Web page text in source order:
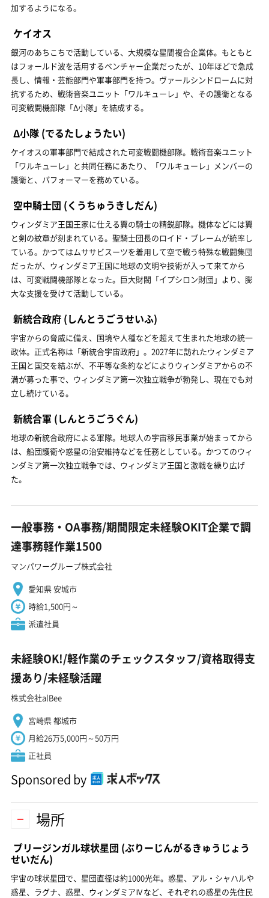
加するようになる。
ケイオス
銀河のあちこちで活動している、大規模な星間複合企業体。もともと
はフォールド波を活用するベンチャー企業だったが、10年ほどで急成
長し、情報・芸能部門や軍事部門を持つ。ヴァールシンドロームに対
抗するため、戦術音楽ユニット「ワルキューレ」や、その護衛となる
可変戦闘機部隊「Δ小隊」を結成する。
Δ小隊 (でるたしょうたい)
ケイオスの軍事部門で結成された可変戦闘機部隊。戦術音楽ユニット
「ワルキューレ」と共同任務にあたり、「ワルキューレ」メンバーの
護衛と、パフォーマーを務めている。
空中騎士団 (くうちゅうきしだん)
ウィンダミア王国王家に仕える翼の騎士の精鋭部隊。機体などには翼
と剣の紋章が刻まれている。聖騎士団長のロイド・ブレームが統率し
ている。かつてはムササビスーツを着用して空で戦う特殊な戦闘集団
だったが、ウィンダミア王国に地球の文明や技術が入って来てから
は、可変戦闘機部隊となった。巨大財閥「イプシロン財団」より、膨
大な支援を受けて活動している。
新統合政府 (しんとうごうせいふ)
宇宙からの脅威に備え、国境や人種などを超えて生まれた地球の統一
政体。正式名称は「新統合宇宙政府」。2027年に訪れたウィンダミア
王国と国交を結ぶが、不平等な条約などによりウィンダミアからの不
満が募った事で、ウィンダミア第一次独立戦争が勃発し、現在でも対
立し続けている。
新統合軍 (しんとうごうぐん)
地球の新統合政府による軍隊。地球人の宇宙移民事業が始まってから
は、船団護衛や惑星の治安維持などを任務としている。かつてのウィ
ンダミア第一次独立戦争では、ウィンダミア王国と激戦を繰り広げ
た。
一般事務・OA事務/期間限定未経験OKIT企業で調
達事務軽作業1500
マンパワーグループ株式会社
愛知県 安城市
時給1,500円～
派遣社員
未経験OK!/軽作業のチェックスタッフ/資格取得支
援あり/未経験活躍
株式会社alBee
宮崎県 都城市
月給26万5,000円～50万円
正社員
Sponsored by
場所
ブリージンガル球状星団 (ぶりーじんがるきゅうじょう
せいだん)
宇宙の球状星団で、星団直径は約1000光年。惑星、アル・シャハルや
惑星、ラグナ、惑星、ウィンダミアⅣなど、それぞれの惑星の先住民